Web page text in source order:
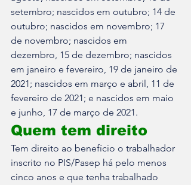
setembro; nascidos em outubro; 14 de
outubro; nascidos em novembro; 17
de novembro; nascidos em
dezembro, 15 de dezembro; nascidos
em janeiro e fevereiro, 19 de janeiro de
2021; nascidos em março e abril, 11 de
fevereiro de 2021; e nascidos em maio
e junho, 17 de março de 2021.
Quem tem direito
Tem direito ao benefício o trabalhador
inscrito no PIS/Pasep há pelo menos
cinco anos e que tenha trabalhado